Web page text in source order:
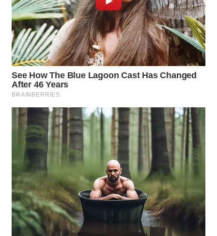
LESUNG
WN
KARO
WN
SIMALUNGUN
LABUHANBATU
WN
TAPANULI
TENGAH
WN DELI
SERDANG
WN
TEBING